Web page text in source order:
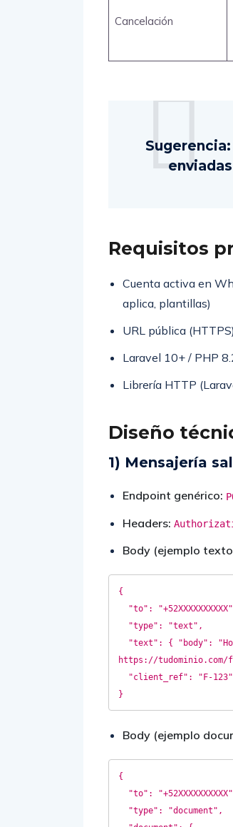
Cancelación
Requisitos
Cuenta activa en
aplica, plantillas)
URL pública
Laravel 10+ / PHP
Librería HTTP
Diseño
1) Mensajería
Endpoint genérico:
Headers:
Body (ejemplo
{
https://
Body (ejemplo
{